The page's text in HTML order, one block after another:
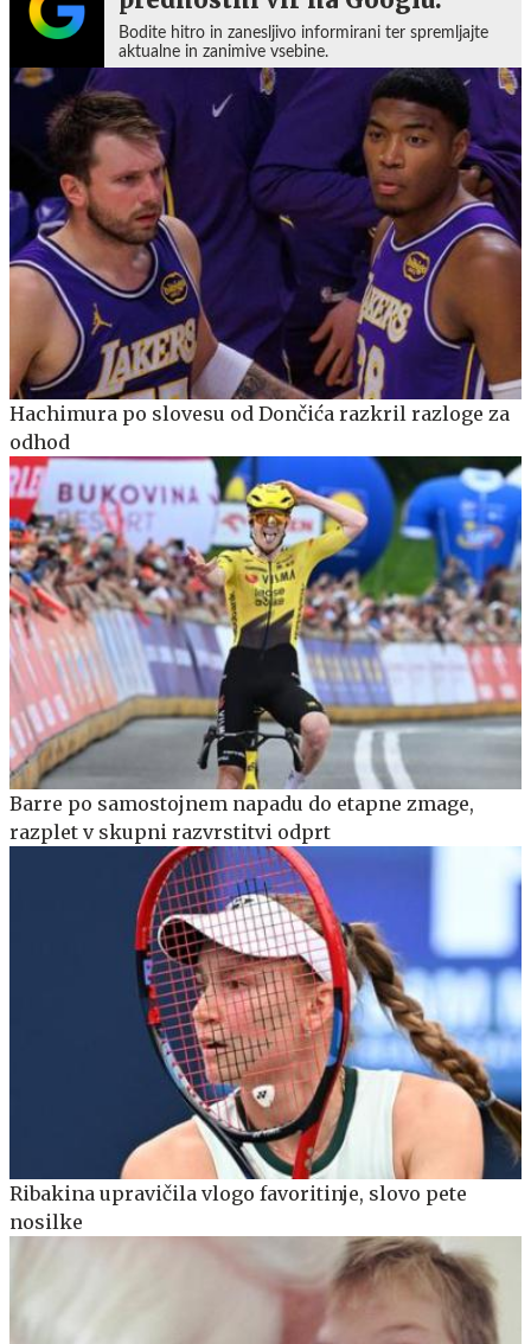
Bodite hitro in zanesljivo informirani ter spremljajte
aktualne in zanimive vsebine.
Hachimura po slovesu od Dončića razkril razloge za
odhod
Barre po samostojnem napadu do etapne zmage,
razplet v skupni razvrstitvi odprt
Ribakina upravičila vlogo favoritinje, slovo pete
nosilke